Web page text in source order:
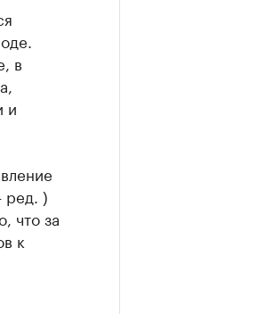
в
и
ред. )
что за
к